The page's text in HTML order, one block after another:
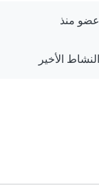
عضو منذ
النشاط الأخير